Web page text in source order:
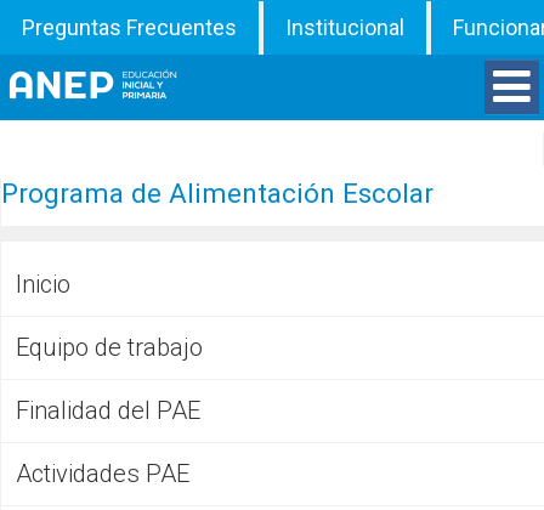
Preguntas Frecuentes Institucional
Inspecciones
Programas
ATD
Documentos
Programa de Alimentación Escolar
Inicio
Equipo de trabajo
Finalidad del PAE
Actividades PAE